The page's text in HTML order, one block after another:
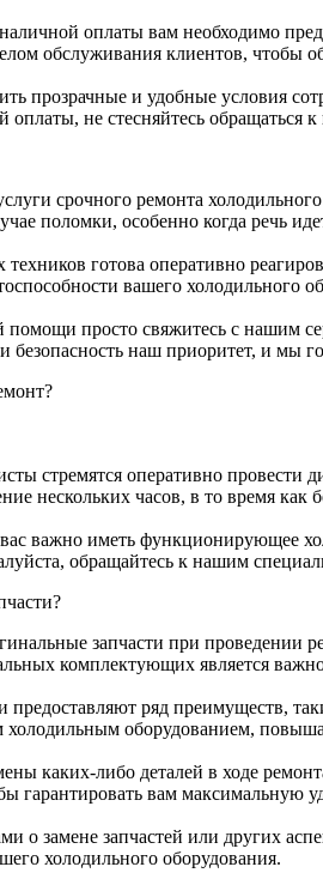
оплаты вам необходимо
обслуживания клиентов, чтобы
прозрачные и удобные условия
оплаты, не стесняйтесь
срочного ремонта
поломки, особенно когда речь
готова оперативно
вашего холодильного
помощи просто свяжитесь с нашим
наш приоритет, и мы
стремятся оперативно провести
нескольких часов, в то время
важно иметь функционирующее
обращайтесь к нашим
запчасти при проведении
комплектующих является
предоставляют ряд преимуществ,
холодильным оборудованием,
каких-либо деталей в ходе
гарантировать вам максимальную
о замене запчастей или других
холодильного оборудования.